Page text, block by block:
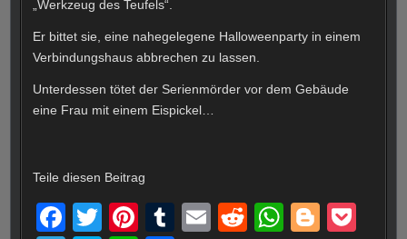
„Werkzeug des Teufels“.
Er bittet sie, eine nahegelegene Halloweenparty in einem
Verbindungshaus abbrechen zu lassen.
Unterdessen tötet der Serienmörder vor dem Gebäude
eine Frau mit einem Eispickel…
Teile diesen Beitrag
F
T
Pi
T
E
R
W
Bl